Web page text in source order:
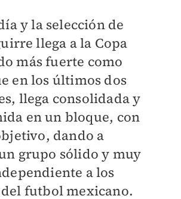
y la selección de
llega a la Copa
más fuerte como
en los últimos dos
llega consolidada y
en un bloque, con
dando a
grupo sólido y muy
a los
futbol mexicano.